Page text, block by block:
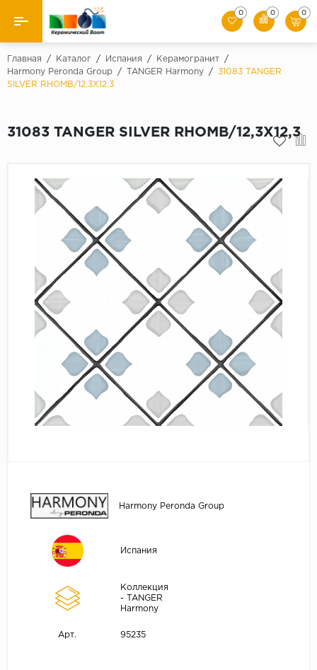
Назад
Производители
Мозаики
Искусственный камень
0 0 0
Главная / Каталог / Испания / Керамогранит
/
Harmony Peronda Group
/ TANGER Harmony /
31083 TANGER
SILVER RHOMB/12,3X12,3
31083 TANGER SILVER RHOMB/12,3X12,3
Harmony Peronda Group
Испания
Коллекция
- TANGER
Harmony
Арт. 95235